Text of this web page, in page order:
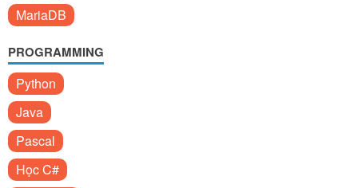
MariaDB
PROGRAMMING
Python
Java
Pascal
Học C#